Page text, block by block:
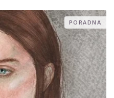
PORADNA